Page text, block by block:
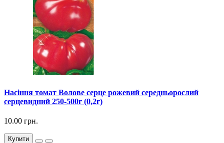
Насіння томат Волове серце рожевий середньорослий
серцевидний 250-500г (0,2г)
10.00 грн.
Купити